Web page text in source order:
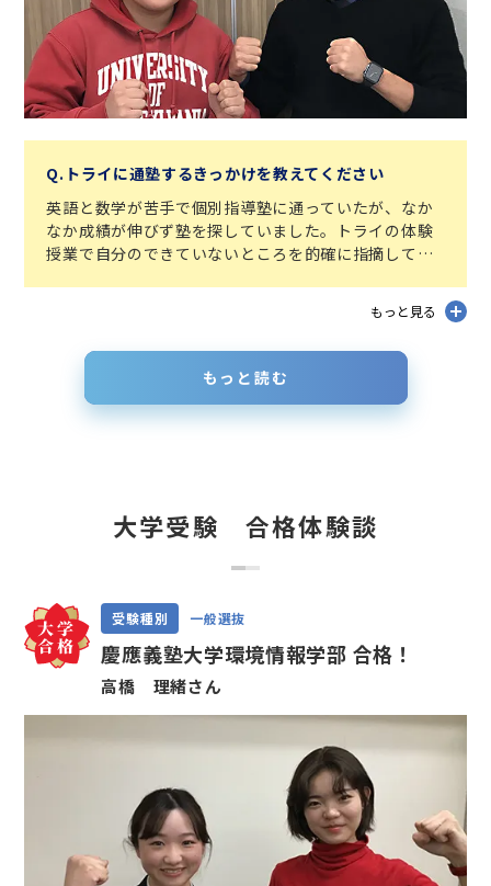
Q.トライに通塾するきっかけを教えてください
英語と数学が苦手で個別指導塾に通っていたが、なか
なか成績が伸びず塾を探していました。トライの体験
授業で自分のできていないところを的確に指摘してく
もっと見る
もっと読む
大学受験 合格体験談
受験種別 一般選抜
慶應義塾大学環境情報学部 合格！
高橋 理緒さん